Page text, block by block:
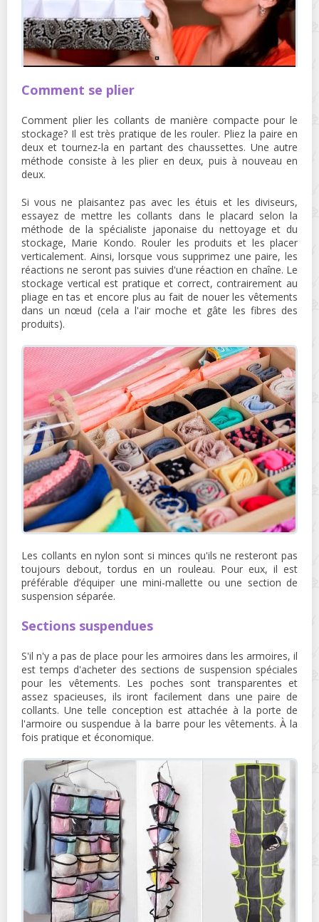
Comment se plier
Comment plier les collants de manière compacte pour le
stockage? Il est très pratique de les rouler. Pliez la paire en
deux et tournez-la en partant des chaussettes. Une autre
méthode consiste à les plier en deux, puis à nouveau en
deux.
Si vous ne plaisantez pas avec les étuis et les diviseurs,
essayez de mettre les collants dans le placard selon la
méthode de la spécialiste japonaise du nettoyage et du
stockage, Marie Kondo. Rouler les produits et les placer
verticalement. Ainsi, lorsque vous supprimez une paire, les
réactions ne seront pas suivies d'une réaction en chaîne. Le
stockage vertical est pratique et correct, contrairement au
pliage en tas et encore plus au fait de nouer les vêtements
dans un nœud (cela a l'air moche et gâte les fibres des
produits).
Les collants en nylon sont si minces qu'ils ne resteront pas
toujours debout, tordus en un rouleau. Pour eux, il est
préférable d’équiper une mini-mallette ou une section de
suspension séparée.
Sections suspendues
S'il n'y a pas de place pour les armoires dans les armoires, il
est temps d'acheter des sections de suspension spéciales
pour les vêtements. Les poches sont transparentes et
assez spacieuses, ils iront facilement dans une paire de
collants. Une telle conception est attachée à la porte de
l'armoire ou suspendue à la barre pour les vêtements. À la
fois pratique et économique.